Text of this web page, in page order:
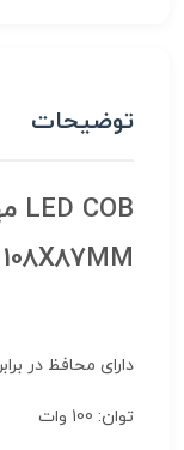
توضیحات
108X87MM
دارای محافظ در
توان: 100 وات